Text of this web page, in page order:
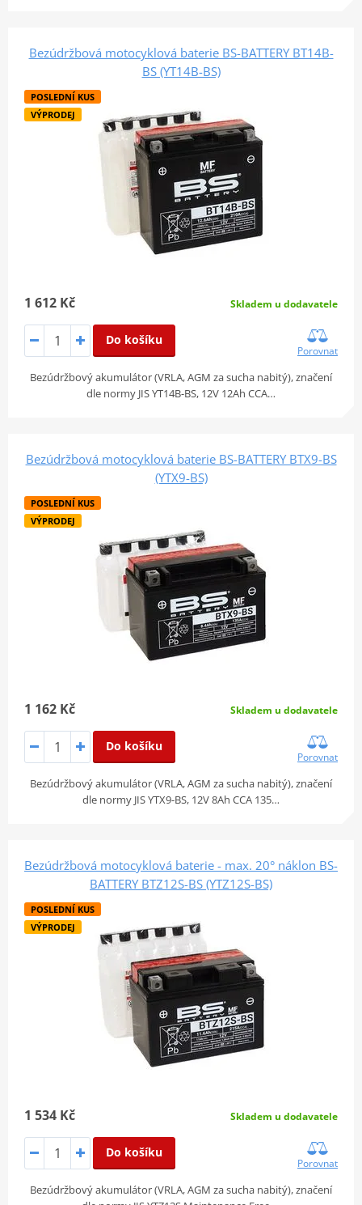
Bezúdržbová motocyklová baterie BS-BATTERY BT14B-
BS (YT14B-BS)
POSLEDNÍ KUS
VÝPRODEJ
1 612 Kč Skladem u dodavatele
Do košíku
Porovnat
Bezúdržbový akumulátor (VRLA, AGM za sucha nabitý), značení
dle normy JIS YT14B-BS, 12V 12Ah CCA…
Bezúdržbová motocyklová baterie BS-BATTERY BTX9-BS
(YTX9-BS)
POSLEDNÍ KUS
VÝPRODEJ
1 162 Kč Skladem u dodavatele
Do košíku
Porovnat
Bezúdržbový akumulátor (VRLA, AGM za sucha nabitý), značení
dle normy JIS YTX9-BS, 12V 8Ah CCA 135…
Bezúdržbová motocyklová baterie - max. 20° náklon BS-
BATTERY BTZ12S-BS (YTZ12S-BS)
POSLEDNÍ KUS
VÝPRODEJ
1 534 Kč Skladem u dodavatele
Do košíku
Porovnat
Bezúdržbový akumulátor (VRLA, AGM za sucha nabitý), značení